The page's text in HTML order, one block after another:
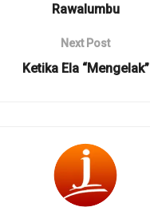
Rawalumbu
Next Post
Ketika Ela “Mengelak”